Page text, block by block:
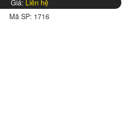
Giá: Liên hệ
Mã SP: 1716